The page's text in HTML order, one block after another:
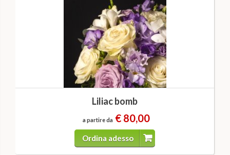
Liliac bomb
a partire da € 80,00
Ordina adesso